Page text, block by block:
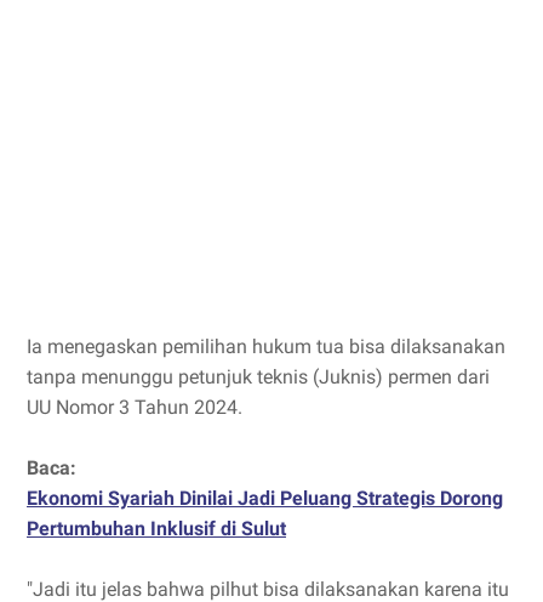
Ia menegaskan pemilihan hukum tua bisa dilaksanakan
tanpa menunggu petunjuk teknis (Juknis) permen dari
UU Nomor 3 Tahun 2024.
Baca:
Ekonomi Syariah Dinilai Jadi Peluang Strategis Dorong
Pertumbuhan Inklusif di Sulut
"Jadi itu jelas bahwa pilhut bisa dilaksanakan karena itu